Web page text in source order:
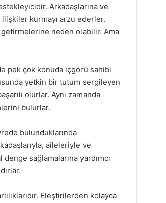
Arkadaşlarına ve
kurmayı arzu ederler.
getirmelerine neden olabilir. Ama
pek çok konuda içgörü sahibi
yetkin bir tutum sergileyen
olurlar. Aynı zamanda
bulurlar.
bulunduklarında
aileleriyle ve
sağlamalarına yardımcı
Eleştirilerden kolayca